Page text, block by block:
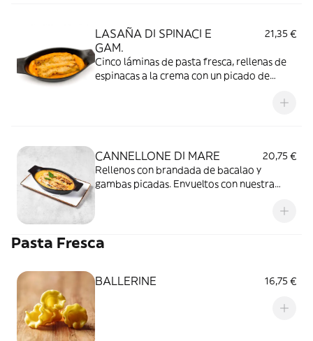
LASAÑA DI SPINACI E
GAM.
21,35 €
Cinco láminas de pasta fresca, rellenas de
espinacas a la crema con un picado de
CANNELLONE DI MARE
20,75 €
Rellenos con brandada de bacalao y
gambas picadas. Envueltos con nuestra
con bechamel roja elaborada con pimiento
Pasta Fresca
BALLERINE 16,75 €